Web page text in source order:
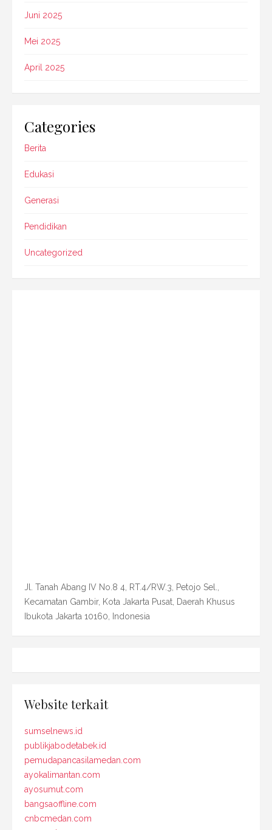
Juni 2025
Mei 2025
April 2025
Categories
Berita
Edukasi
Generasi
Pendidikan
Uncategorized
Jl. Tanah Abang IV No.8 4, RT.4/RW.3, Petojo Sel.,
Kecamatan Gambir, Kota Jakarta Pusat, Daerah Khusus
Ibukota Jakarta 10160, Indonesia
Website terkait
sumselnews.id
publikjabodetabek.id
pemudapancasilamedan.com
ayokalimantan.com
ayosumut.com
bangsaoffline.com
cnbcmedan.com